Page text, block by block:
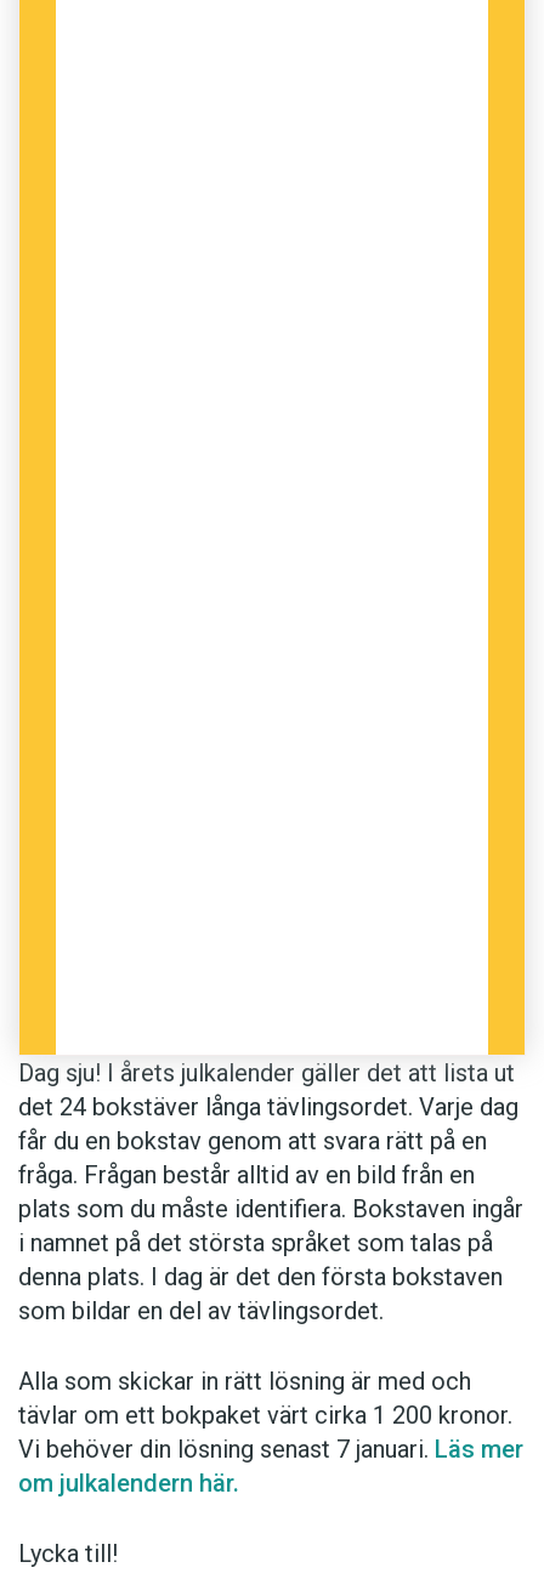
Dag sju! I årets julkalender gäller det att lista ut
det 24 bokstäver långa tävlingsordet. Varje dag
får du en bokstav genom att svara rätt på en
fråga. Frågan består alltid av en bild från en
plats som du måste identifiera. Bokstaven ingår
i namnet på det största språket som talas på
denna plats. I dag är det den första bokstaven
som bildar en del av tävlingsordet.
Alla som skickar in rätt lösning är med och
tävlar om ett bokpaket värt cirka 1 200 kronor.
Vi behöver din lösning senast 7 januari. Läs mer
om julkalendern här.
Lycka till!